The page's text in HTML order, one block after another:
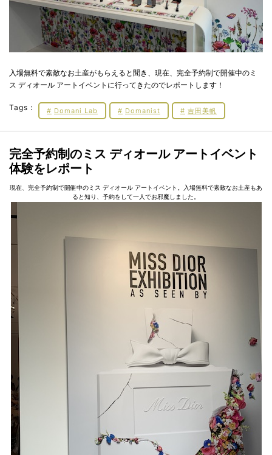
入場無料で素敵なお土産がもらえると聞き、現在、完全予約制で開催中のミ
ス ディオール アートイベントに行ってきたのでレポートします！
Tags： Domani Lab Domanist 吉田美帆
完全予約制のミス ディオール アートイベント
体験をレポート
現在、完全予約制で開催中のミス ディオール アートイベント。入場無料で素敵なお土産もあ
ると知り、予約をして一人でお邪魔しました。